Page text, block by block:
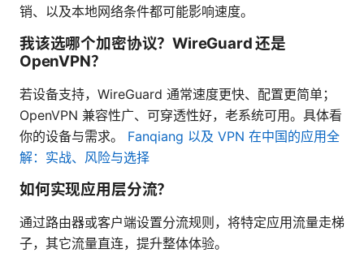
销、以及本地网络条件都可能影响速度。
我该选哪个加密协议？WireGuard 还是
OpenVPN？
若设备支持，WireGuard 通常速度更快、配置更简单；
OpenVPN 兼容性广、可穿透性好，老系统可用。具体看
你的设备与需求。 Fanqiang 以及 VPN 在中国的应用全
解：实战、风险与选择
如何实现应用层分流？
通过路由器或客户端设置分流规则，将特定应用流量走梯
子，其它流量直连，提升整体体验。